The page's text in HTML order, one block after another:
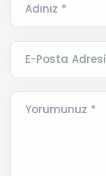
Adınız *
E-Posta
Yorumunuz *